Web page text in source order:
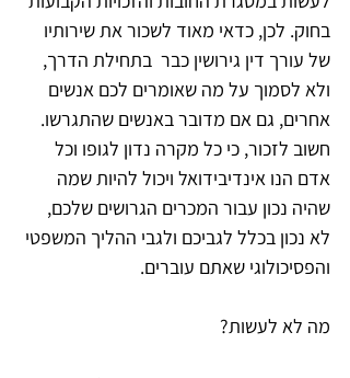
בחוק. לכן, כדאי מאוד לשכור את שירותיו
של עורך דין גירושין כבר  בתחילת הדרך,
ולא לסמוך על מה שאומרים לכם אנשים
אחרים, גם אם מדובר באנשים שהתגרשו.
חשוב לזכור, כי כל מקרה נדון לגופו וכל
אדם הנו אינדיבידואל ויכול להיות שמה
שהיה נכון עבור המכרים הגרושים שלכם,
לא נכון בכלל לגביכם ולגבי ההליך המשפטי
והפסיכולוגי שאתם עוברים.
מה לא לעשות?